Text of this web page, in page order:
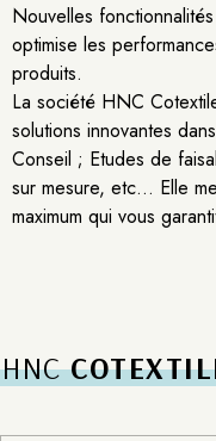
Nouvelles
optimise les
produits.
La société HNC
solutions innovantes
Conseil ; Etudes de
sur mesure, etc… Elle
maximum qui vous
HNC